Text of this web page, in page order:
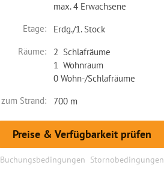
max. 4 Erwachsene
Etage:
Erdg./1. Stock
Räume:
2 Schlafräume
1 Wohnraum
0 Wohn-/Schlafräume
zum Strand:
700 m
Preise & Verfügbarkeit prüfen
Buchungsbedingungen Stornobedingungen